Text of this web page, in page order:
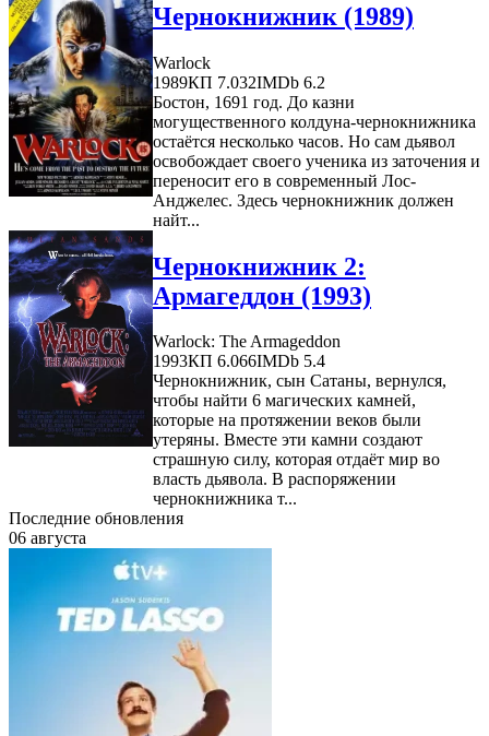
Чернокнижник (1989)
Warlock
1989КП 7.032IMDb 6.2
Бостон, 1691 год. До казни
могущественного колдуна-чернокнижника
остаётся несколько часов. Но сам дьявол
освобождает своего ученика из заточения и
переносит его в современный Лос-
Анджелес. Здесь чернокнижник должен
найт...
Чернокнижник 2:
Армагеддон (1993)
Warlock: The Armageddon
1993КП 6.066IMDb 5.4
Чернокнижник, сын Сатаны, вернулся,
чтобы найти 6 магических камней,
которые на протяжении веков были
утеряны. Вместе эти камни создают
страшную силу, которая отдаёт мир во
власть дьявола. В распоряжении
чернокнижника т...
Последние обновления
06 августа